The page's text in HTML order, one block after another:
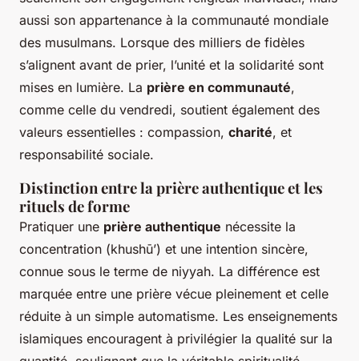
aussi son appartenance à la communauté mondiale
des musulmans. Lorsque des milliers de fidèles
s’alignent avant de prier, l’unité et la solidarité sont
mises en lumière. La prière en communauté,
comme celle du vendredi, soutient également des
valeurs essentielles : compassion, charité, et
responsabilité sociale.
Distinction entre la prière authentique et les
rituels de forme
Pratiquer une prière authentique nécessite la
concentration (khushū’) et une intention sincère,
connue sous le terme de niyyah. La différence est
marquée entre une prière vécue pleinement et celle
réduite à un simple automatisme. Les enseignements
islamiques encouragent à privilégier la qualité sur la